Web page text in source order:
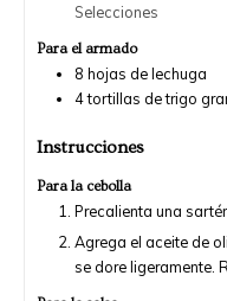
Selecciones
Para el armado
8 hojas de lechuga
4tortillas de trigo
Instrucciones
Para la cebolla
Precalienta una
Agrega el aceite de
se dore ligeramente.